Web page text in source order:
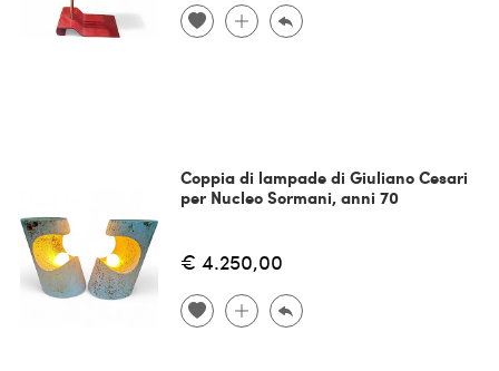
Coppia di lampade di Giuliano Cesari
per Nucleo Sormani, anni 70
€ 4.250,00